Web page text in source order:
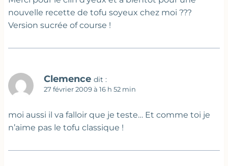
nouvelle recette de tofu soyeux chez moi ???
Version sucrée of course !
Clemence dit :
27 février 2009 à 16 h 52 min
moi aussi il va falloir que je teste… Et comme toi je
n’aime pas le tofu classique !